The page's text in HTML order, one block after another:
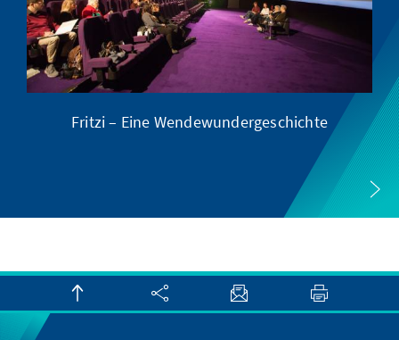
Fritzi – Eine Wendewundergeschichte